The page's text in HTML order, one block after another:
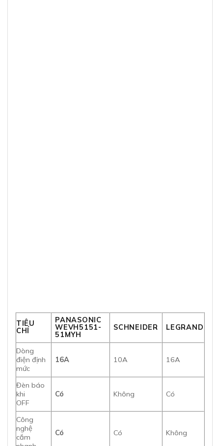
TIÊU
CHÍ
PANASONIC
WEVH5151-
51MYH
SCHNEIDER LEGRAND
Dòng
điện định
mức
16A 10A 16A
Đèn báo
khi
OFF
Có Không Có
Công
nghệ
cắm
Có Có Không